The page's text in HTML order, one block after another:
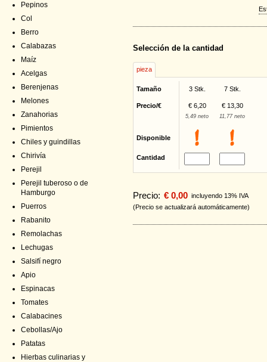
Pepinos
Col
Berro
Calabazas
Maíz
Acelgas
Berenjenas
Melones
Zanahorias
Pimientos
Chiles y guindillas
Chirivía
Perejil
Perejil tuberoso o de
Hamburgo
Puerros
Rabanito
Remolachas
Lechugas
Salsifí negro
Apio
Espinacas
Tomates
Calabacines
Cebollas/Ajo
Patatas
Hierbas culinarias y
Selección de la cantidad
pieza
Tamaño 3 Stk. 7 Stk.
Precio/€ € 6,20 € 13,30
5,49 neto 11,77 neto
Disponible
Cantidad
Precio: € 0,00 incluyendo 13% IVA
(Precio se actualizará automáticamente)